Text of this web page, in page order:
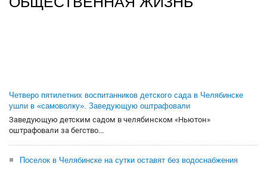
Четверо пятилетних воспитанников детского сада в Челябинске
ушли в «самоволку». Заведующую оштрафовали
Заведующую детским садом в челябинском «Ньютон»
оштрафовали за бегство...
Поселок в Челябинске на сутки оставят без водоснабжения